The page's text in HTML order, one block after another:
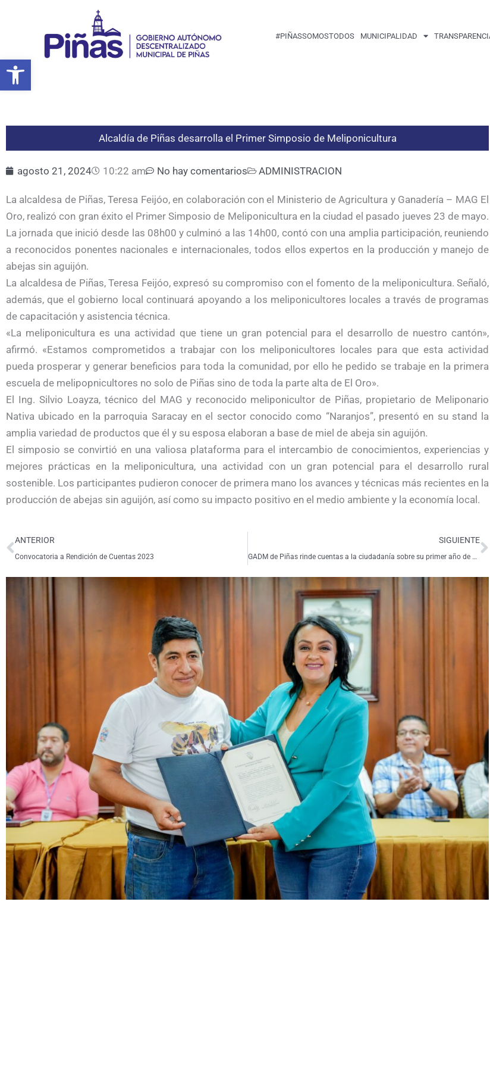
Abrir barra de herramientas
#PIÑASSOMOSTODOS MUNICIPALIDAD
Alcaldía de Piñas desarrolla el Primer Simposio de Meliponicultura
agosto 21, 2024 10:22 am No hay comentarios ADMINISTRACION
La alcaldesa de Piñas, Teresa Feijóo, en colaboración con el Ministerio de Agricultura y Ganadería – MAG El
Oro, realizó con gran éxito el Primer Simposio de Meliponicultura en la ciudad el pasado jueves 23 de mayo.
La jornada que inició desde las 08h00 y culminó a las 14h00, contó con una amplia participación, reuniendo
a reconocidos ponentes nacionales e internacionales, todos ellos expertos en la producción y manejo de
abejas sin aguijón.
La alcaldesa de Piñas, Teresa Feijóo, expresó su compromiso con el fomento de la meliponicultura. Señaló,
además, que el gobierno local continuará apoyando a los meliponicultores locales a través de programas
de capacitación y asistencia técnica.
«La meliponicultura es una actividad que tiene un gran potencial para el desarrollo de nuestro cantón»,
afirmó. «Estamos comprometidos a trabajar con los meliponicultores locales para que esta actividad
pueda prosperar y generar beneficios para toda la comunidad, por ello he pedido se trabaje en la primera
escuela de melipopnicultores no solo de Piñas sino de toda la parte alta de El Oro».
El Ing. Silvio Loayza, técnico del MAG y reconocido meliponicultor de Piñas, propietario de Meliponario
Nativa ubicado en la parroquia Saracay en el sector conocido como “Naranjos”, presentó en su stand la
amplia variedad de productos que él y su esposa elaboran a base de miel de abeja sin aguijón.
El simposio se convirtió en una valiosa plataforma para el intercambio de conocimientos, experiencias y
mejores prácticas en la meliponicultura, una actividad con un gran potencial para el desarrollo rural
sostenible. Los participantes pudieron conocer de primera mano los avances y técnicas más recientes en la
producción de abejas sin aguijón, así como su impacto positivo en el medio ambiente y la economía local.
ANTERIOR
Convocatoria a Rendición de Cuentas 2023
SIGUIENTE
GADM de Piñas rinde cuentas a la ciudadanía sobre su primer año de gestión